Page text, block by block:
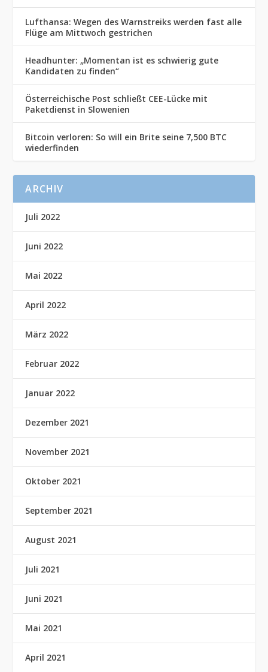
Lufthansa: Wegen des Warnstreiks werden fast alle
Flüge am Mittwoch gestrichen
Headhunter: „Momentan ist es schwierig gute
Kandidaten zu finden“
Österreichische Post schließt CEE-Lücke mit
Paketdienst in Slowenien
Bitcoin verloren: So will ein Brite seine 7,500 BTC
wiederfinden
ARCHIV
Juli 2022
Juni 2022
Mai 2022
April 2022
März 2022
Februar 2022
Januar 2022
Dezember 2021
November 2021
Oktober 2021
September 2021
August 2021
Juli 2021
Juni 2021
Mai 2021
April 2021